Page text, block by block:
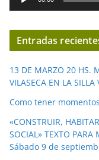
í
d
e
o
Entradas
13 DE MARZO 20 HS.
VILASECA EN LA
Como tener
«CONSTRUIR,
SOCIAL» TEXTO
Sábado 9 de